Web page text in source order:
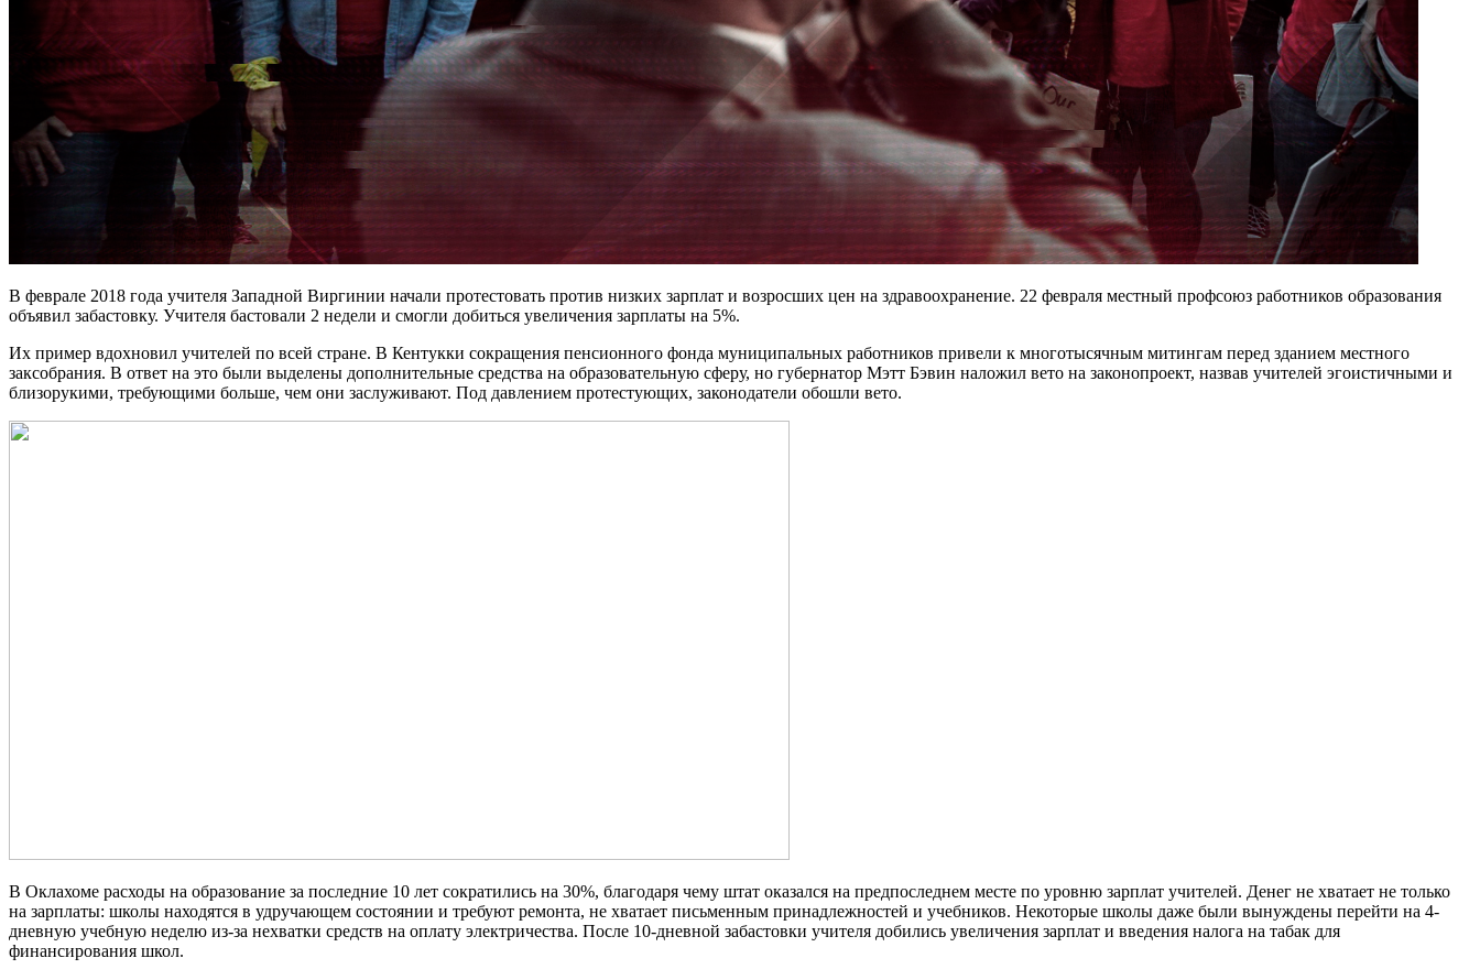
В феврале 2018 года учителя Западной Виргинии начали протестовать против низких зарплат и возросших цен на здравоохранение. 22 февраля местный профсоюз работников образования
объявил забастовку. Учителя бастовали 2 недели и смогли добиться увеличения зарплаты на 5%.
Их пример вдохновил учителей по всей стране. В Кентукки сокращения пенсионного фонда муниципальных работников привели к многотысячным митингам перед зданием местного
заксобрания. В ответ на это были выделены дополнительные средства на образовательную сферу, но губернатор Мэтт Бэвин наложил вето на законопроект, назвав учителей эгоистичными и
близорукими, требующими больше, чем они заслуживают. Под давлением протестующих, законодатели обошли вето.
В Оклахоме расходы на образование за последние 10 лет сократились на 30%, благодаря чему штат оказался на предпоследнем месте по уровню зарплат учителей. Денег не хватает не только
на зарплаты: школы находятся в удручающем состоянии и требуют ремонта, не хватает письменным принадлежностей и учебников. Некоторые школы даже были вынуждены перейти на 4-
дневную учебную неделю из-за нехватки средств на оплату электричества. После 10-дневной забастовки учителя добились увеличения зарплат и введения налога на табак для
финансирования школ.